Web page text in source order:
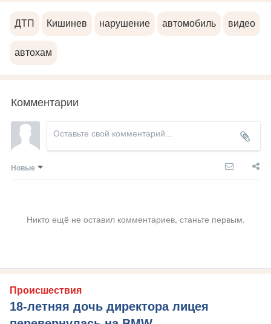
ДТП Кишинев нарушение автомобиль видео
автохам
Комментарии
Новые
Никто ещё не оставил комментариев, станьте первым.
Происшествия
18-летняя дочь директора лицея